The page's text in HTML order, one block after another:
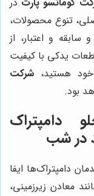
تنوع محصولات،
و اعتبار، از
یدکی با کیفیت
هستید، شرکت
بود.
دامپتراک
در شب
دامپتراک‌ها ایفا
معادن زیرزمینی،